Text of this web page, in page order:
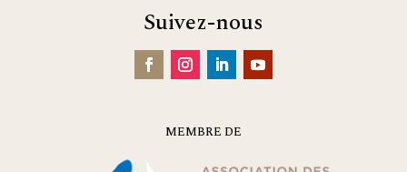
Suivez-nous
MEMBRE DE